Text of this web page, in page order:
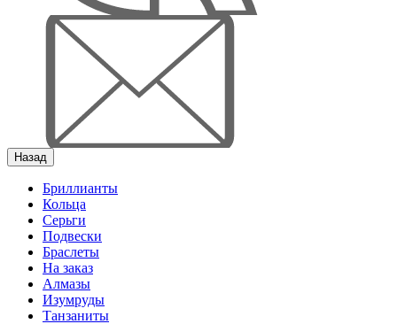
Назад
Бриллианты
Кольца
Серьги
Подвески
Браслеты
На заказ
Алмазы
Изумруды
Танзаниты